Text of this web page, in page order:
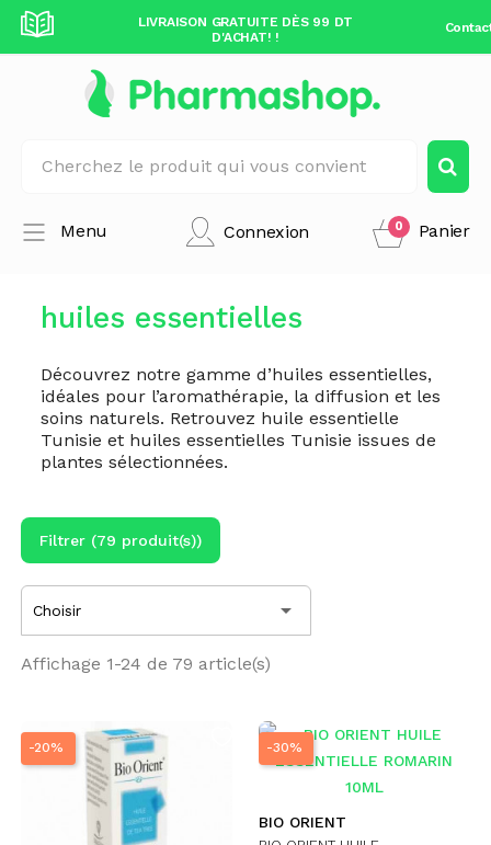
99 DT
LIVRAISON GRATUITE DÈS 99 DT
D'ACHAT! !
Connexion Panier
0
Menu
huiles essentielles
Découvrez notre gamme d’huiles essentielles,
idéales pour l’aromathérapie, la diffusion et les
soins naturels. Retrouvez huile essentielle
Tunisie et huiles essentielles Tunisie issues de
plantes sélectionnées.
Filtrer (79 produit(s))
Choisir 
Affichage 1-24 de 79 article(s)
-20% -30%
BIO ORIENT